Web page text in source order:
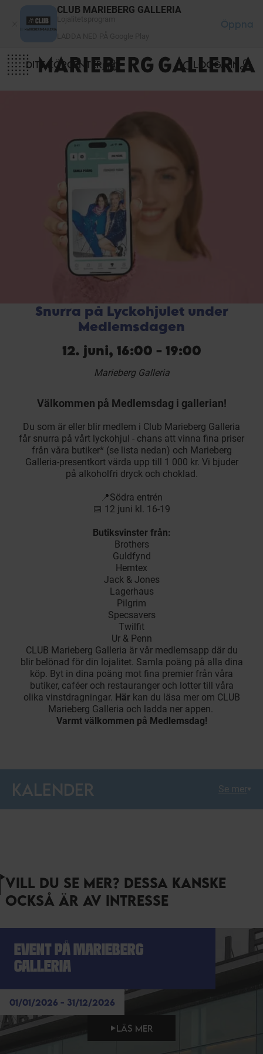
CLUB MARIEBERG GALLERIA
Öppna
DITT KÖPCENTER LOGGA IN
Snurra på Lyckohjulet under
Medlemsdagen
12. juni, 16:00 - 19:00
Marieberg Galleria
Välkommen på Medlemsdag i gallerian!
Du som är eller blir medlem i Club Marieberg Galleria
får snurra på vårt lyckohjul - chans att vinna fina priser
från våra butiker* (se lista nedan) och Marieberg
Galleria-presentkort värda upp till 1 000 kr. Vi bjuder
på alkoholfri dryck och choklad.
📍Södra entrén
📅 12 juni kl. 16-19
Butiksvinster från:
Brothers
Guldfynd
Hemtex
Jack & Jones
Lagerhaus
Pilgrim
Specsavers
Twilfit
Ur & Penn
CLUB Marieberg Galleria är vår medlemsapp där du
blir belönad för din lojalitet. Samla poäng på alla dina
köp. Byt in dina poäng mot fina premier från våra
butiker, caféer och restauranger och lotter till våra
olika vinstdragningar. Härkan du läsa mer om CLUB
Marieberg Galleria och ladda ner appen.
Varmt välkommen på Medlemsdag!
KALENDER Se mer
VILL DU SE MER? DESSA KANSKE
OCKSÅ ÄR AV INTRESSE
EVENT PÅ MARIEBERG
GALLERIA
01/01/2026 - 31/12/2026
LÄS MER
Cookie- hanteringspanel